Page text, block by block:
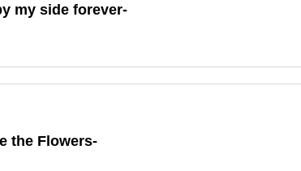
my side forever-
the Flowers-